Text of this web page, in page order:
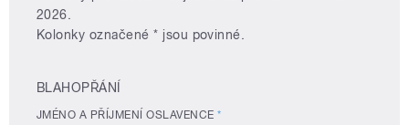
2026.
Kolonky označené * jsou povinné.
BLAHOPŘÁNÍ
JMÉNO A PŘÍJMENÍ OSLAVENCE *